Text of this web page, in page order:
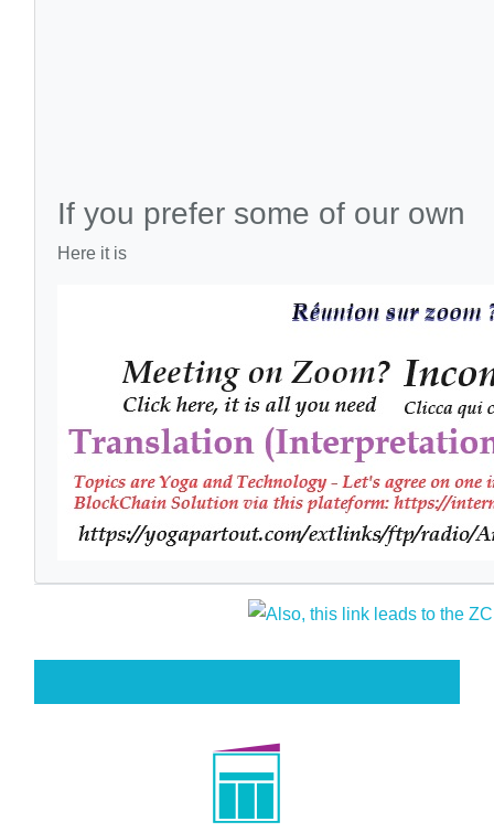
If you prefer some of our own
Here it is